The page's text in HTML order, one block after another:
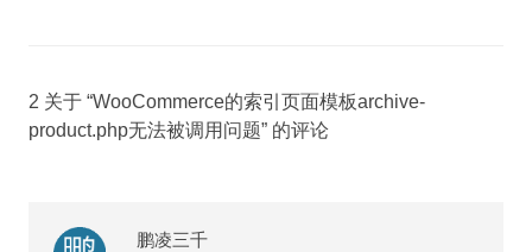
2 关于 “WooCommerce的索引页面模板archive-
product.php无法被调用问题” 的评论
鹏凌三千